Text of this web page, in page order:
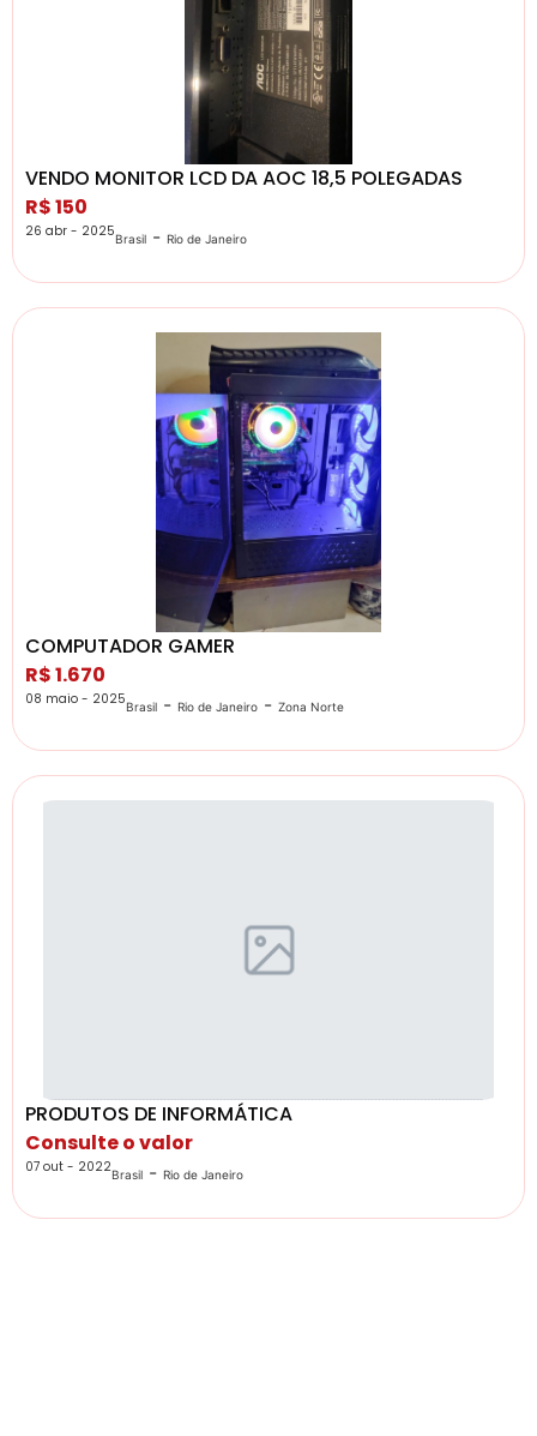
VENDO MONITOR LCD DA AOC 18,5 POLEGADAS
R$ 150
26 abr - 2025Brasil - Rio de Janeiro
COMPUTADOR GAMER
R$ 1.670
08 maio - 2025Brasil - Rio de Janeiro - Zona Norte
PRODUTOS DE INFORMÁTICA
Consulte o valor
07 out - 2022Brasil - Rio de Janeiro